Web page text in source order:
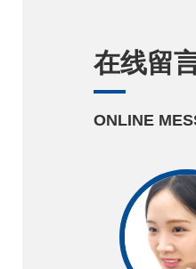
在线留
ONLINE